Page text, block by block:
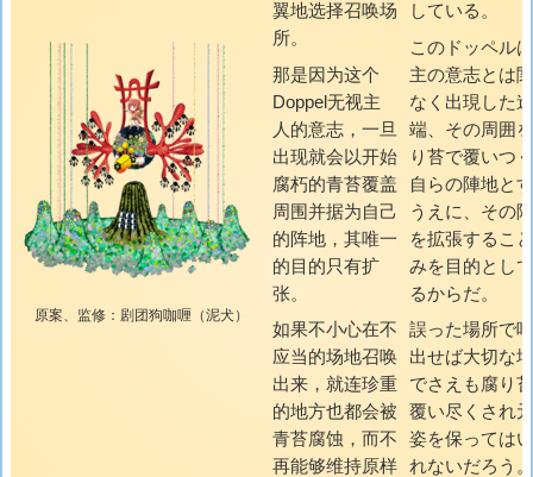
原案、监修：剧团狗咖喱（泥犬）
翼地选择召唤场
所。
那是因为这个
Doppel无视主
人的意志，一旦
出现就会以开始
腐朽的青苔覆盖
周围并据为自己
的阵地，其唯一
的目的只有扩
张。
如果不小心在不
应当的场地召唤
出来，就连珍重
的地方也都会被
青苔腐蚀，而不
再能够维持原样
している。
このドッペル
主の意志とは
なく出現した途
端、その周囲
り苔で覆いつ
自らの陣地と
うえに、その
を拡張するこ
みを目的とし
るからだ。
誤った場所で
出せば大切な
でさえも腐り
覆い尽くされ
姿を保っては
れないだろう。